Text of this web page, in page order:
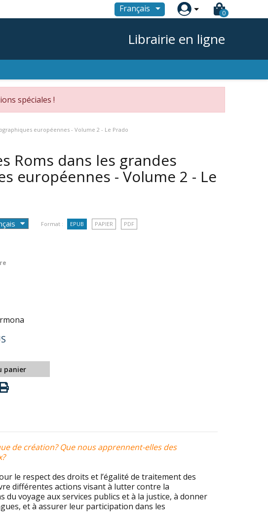
Français  0
Librairie en ligne
spéciales !
européennes - Volume 2 - Le Prado
Roms dans les grandes
européennes - Volume 2 - Le
Format : EPUB PAPIER PDF
panier
de création? Que nous apprennent-elles des
le respect des droits et l’égalité de traitement des
différentes actions visant à lutter contre la
du voyage aux services publics et à la justice, à donner
et à assurer leur participation dans les